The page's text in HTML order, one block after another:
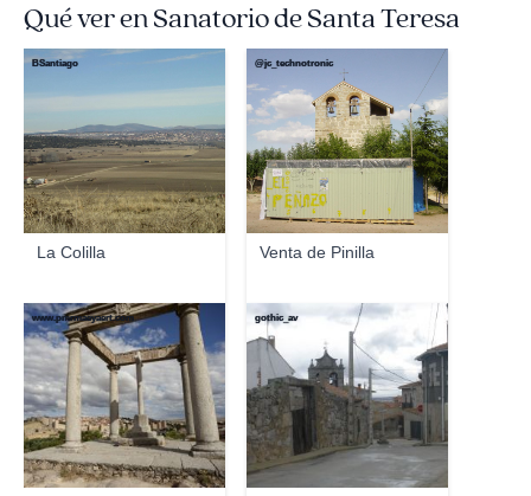
Qué ver en Sanatorio de Santa Teresa
La Colilla
BSantiago
Venta de Pinilla
@jc_technotronic
www.pmrmaeyaert.com gothic_av